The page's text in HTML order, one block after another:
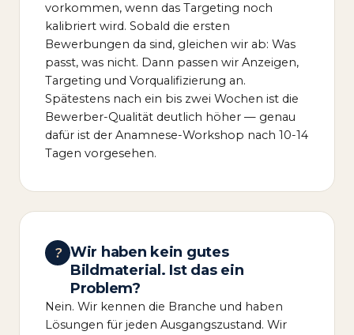
vorkommen, wenn das Targeting noch
kalibriert wird. Sobald die ersten
Bewerbungen da sind, gleichen wir ab: Was
passt, was nicht. Dann passen wir Anzeigen,
Targeting und Vorqualifizierung an.
Spätestens nach ein bis zwei Wochen ist die
Bewerber-Qualität deutlich höher — genau
dafür ist der Anamnese-Workshop nach 10-14
Tagen vorgesehen.
?
Wir haben kein gutes
Bildmaterial. Ist das ein
Problem?
Nein. Wir kennen die Branche und haben
Lösungen für jeden Ausgangszustand. Wir